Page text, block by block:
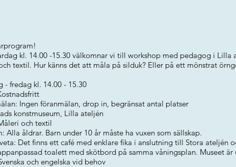
kl. 14.00 -15.30 välkomnar vi till workshop med pedagog i Lilla
textil. Hur känns det att måla på silduk? Eller på ett mönstrat
- fredag kl. 14.00 - 15.30
Ingen föranmälan, drop in, begränsat antal platser
konstmuseum, Lilla ateljén
och textil
Alla åldrar. Barn under 10 år måste ha vuxen som sällskap.
Det finns ett café med enklare fika i anslutning till Stora ateljén
toalett med skötbord på samma våningsplan. Museet är
och engelska vid behov